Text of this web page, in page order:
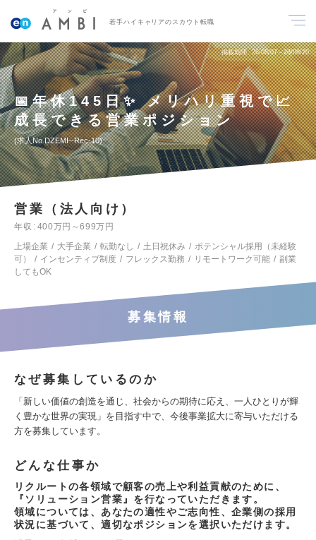
若手ハイキャリアのスカウト転職
掲載期間 26/08/07～26/08/20
📅年休145日✨ メリハリ重視で📈
成長できる営業ポジション
求人No.DZEMI--Rec-10
営業（法人向け）
年収
400万円～699万円
上場企業
大手企業 転勤なし 土日祝休み
ポテンシャル採用（未経験
可）
インセンティブ制度 フレックス勤務 リモートワーク可能
副業
してもOK
募集情報
なぜ募集しているのか
「新しい価値の創造を通じ、社会からの期待に応え、一人ひとりが輝
く豊かな世界の実現」を目指す中で、今後事業拡大に寄与いただける
方を募集しています。
どんな仕事か
リクルートの各領域で顧客の売上や利益貢献のために、
『ソリューション営業』を行なっていただきます。
領域については、あなたの適性やご志向性、企業側の採用
状況に基づいて、適切なポジションを選択いただけます。